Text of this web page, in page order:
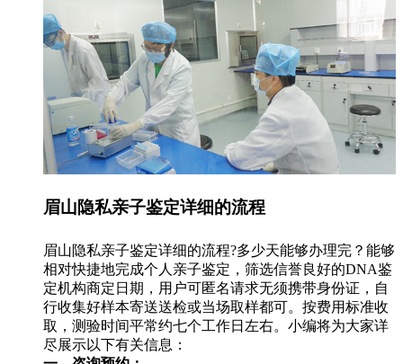
眉山隐私亲子鉴定详细的流程
眉山隐私亲子鉴定详细的流程?多少天能够办理完？能够
相对快捷地完成个人亲子鉴定，筛选信誉良好的DNA鉴
定机构商定日期，用户可匿名请求无须携带身份证，自
行收集好样本寄送送检或当场取样都可。按费用标准收
取，测验时间平常约七个工作日左右。小编将为大家详
尽展示以下有关信息：